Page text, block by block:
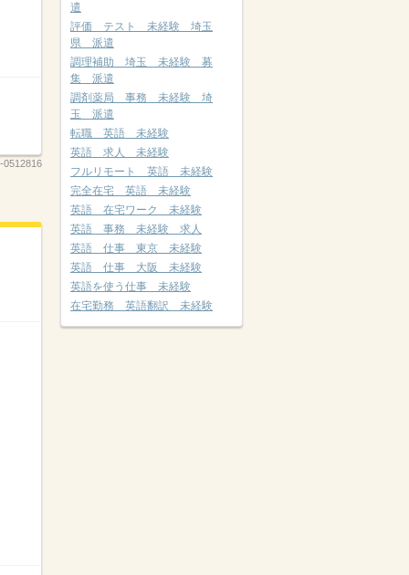
0512816
遣
評価 テスト 未経験 埼玉
県 派遣
調理補助 埼玉 未経験 募
集 派遣
調剤薬局 事務 未経験 埼
玉 派遣
転職 英語 未経験
英語 求人 未経験
フルリモート 英語 未経験
完全在宅 英語 未経験
英語 在宅ワーク 未経験
英語 事務 未経験 求人
英語 仕事 東京 未経験
英語 仕事 大阪 未経験
英語を使う仕事 未経験
在宅勤務 英語翻訳 未経験